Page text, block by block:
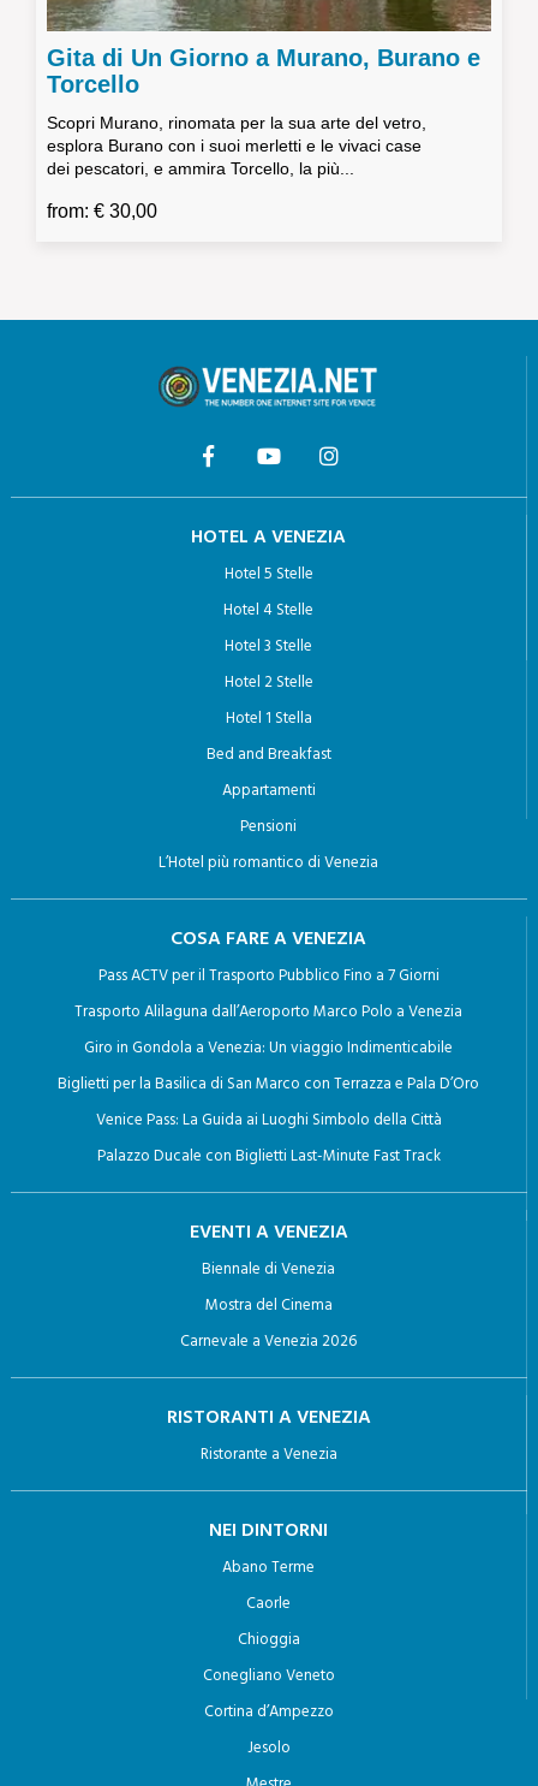
Gita di Un Giorno a Murano, Burano e
Torcello
Scopri Murano, rinomata per la sua arte del vetro,
esplora Burano con i suoi merletti e le vivaci case
dei pescatori, e ammira Torcello, la più...
from: € 30,00
HOTEL A VENEZIA
Hotel 5 Stelle
Hotel 4 Stelle
Hotel 3 Stelle
Hotel 2 Stelle
Hotel 1 Stella
Bed and Breakfast
Appartamenti
Pensioni
L’Hotel più romantico di Venezia
COSA FARE A VENEZIA
Pass ACTV per il Trasporto Pubblico Fino a 7 Giorni
Trasporto Alilaguna dall’Aeroporto Marco Polo a Venezia
Giro in Gondola a Venezia: Un viaggio Indimenticabile
Biglietti per la Basilica di San Marco con Terrazza e Pala D’Oro
Venice Pass: La Guida ai Luoghi Simbolo della Città
Palazzo Ducale con Biglietti Last-Minute Fast Track
EVENTI A VENEZIA
Biennale di Venezia
Mostra del Cinema
Carnevale a Venezia 2026
RISTORANTI A VENEZIA
Ristorante a Venezia
NEI DINTORNI
Abano Terme
Caorle
Chioggia
Conegliano Veneto
Cortina d’Ampezzo
Jesolo